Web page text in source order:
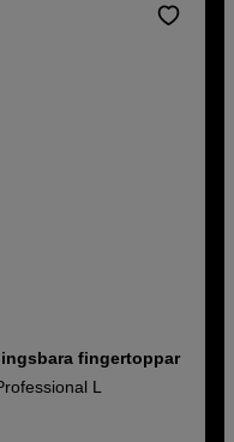
fingertoppar
L